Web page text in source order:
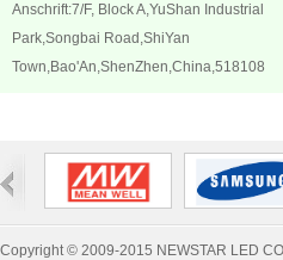
Anschrift:7/F, Block A,YuShan Industrial
Park,Songbai Road,ShiYan
Town,Bao'An,ShenZhen,China,518108
Copyright © 2009-2015 NEWSTAR LED